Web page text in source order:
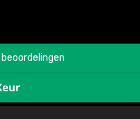
beoordelingen